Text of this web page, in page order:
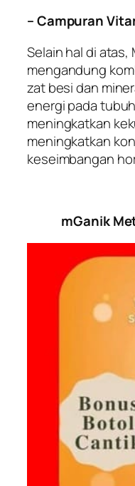
– Campuran
Selain hal di atas,
mengandung
zat besi dan
energi pada
meningkatkan
meningkatkan
keseimbangan
mGanik